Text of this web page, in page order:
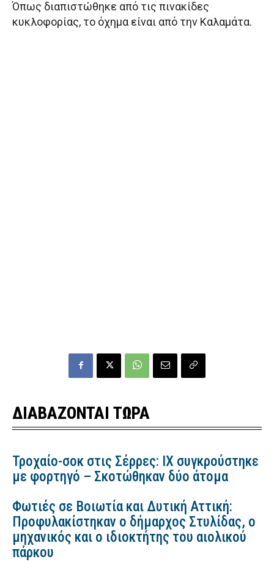
Όπως διαπιστώθηκε από τις πινακίδες
κυκλοφορίας, το όχημα είναι από την Καλαμάτα.
ΔΙΑΒΑΖΟΝΤΑΙ ΤΩΡΑ
Τροχαίο-σοκ στις Σέρρες: ΙΧ συγκρούστηκε
με φορτηγό – Σκοτώθηκαν δύο άτομα
Φωτιές σε Βοιωτία και Δυτική Αττική:
Προφυλακίστηκαν ο δήμαρχος Στυλίδας, ο
μηχανικός και ο ιδιοκτήτης του αιολικού
πάρκου